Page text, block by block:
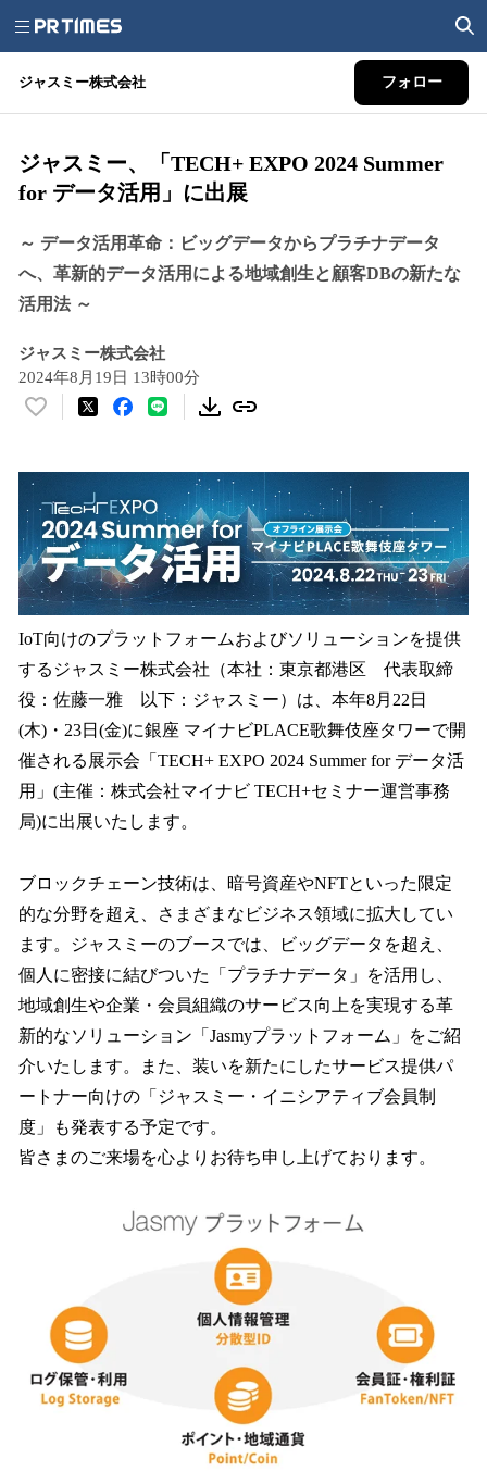
ジャスミー株式会社 フォロー
ジャスミー、「TECH+ EXPO 2024 Summer
for データ活用」に出展
～ データ活用革命：ビッグデータからプラチナデータ
へ、革新的データ活用による地域創生と顧客DBの新たな
活用法 ～
ジャスミー株式会社
2024年8月19日 13時00分
い
数
を
読
み
込
中
で
IoT向けのプラットフォームおよびソリューションを提供
するジャスミー株式会社（本社：東京都港区 代表取締
役：佐藤一雅 以下：ジャスミー）は、本年8月22日
(木)・23日(金)に銀座 マイナビPLACE歌舞伎座タワーで開
催される展示会「TECH+ EXPO 2024 Summer for データ活
用」(主催：株式会社マイナビ TECH+セミナー運営事務
局)に出展いたします。
ブロックチェーン技術は、暗号資産やNFTといった限定
的な分野を超え、さまざまなビジネス領域に拡大してい
ます。ジャスミーのブースでは、ビッグデータを超え、
個人に密接に結びついた「プラチナデータ」を活用し、
地域創生や企業・会員組織のサービス向上を実現する革
新的なソリューション「Jasmyプラットフォーム」をご紹
介いたします。また、装いを新たにしたサービス提供パ
ートナー向けの「ジャスミー・イニシアティブ会員制
度」も発表する予定です。
皆さまのご来場を心よりお待ち申し上げております。